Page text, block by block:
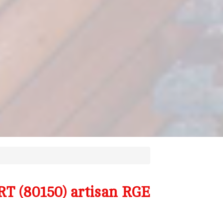
(80150) artisan RGE